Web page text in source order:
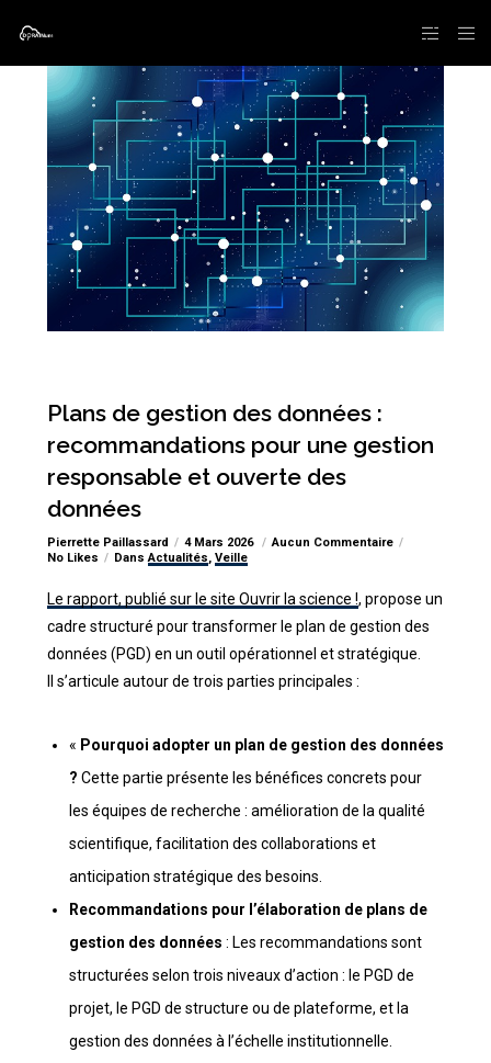
Plans de gestion des données :
recommandations pour une gestion
responsable et ouverte des
données
Pierrette Paillassard 4 Mars 2026
Aucun Commentaire
No Likes
DansActualités, Veille
Le rapport, publié sur le site Ouvrir la science !, propose un
cadre structuré pour transformer le plan de gestion des
données (PGD) en un outil opérationnel et stratégique.
Il s’articule autour de trois parties principales :
« Pourquoi adopter un plan de gestion des données
? Cette partie présente les bénéfices concrets pour
les équipes de recherche : amélioration de la qualité
scientifique, facilitation des collaborations et
anticipation stratégique des besoins.
Recommandations pour l’élaboration de plans de
gestion des données : Les recommandations sont
structurées selon trois niveaux d’action : le PGD de
projet, le PGD de structure ou de plateforme, et la
gestion des données à l’échelle institutionnelle.